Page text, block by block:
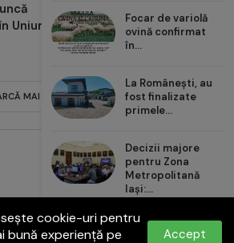
Uniunea
MAI MULTE POSTĂRI
cookie-uri pentru
bună experiență pe
Accept
Focar de variolă
ovină confirmat
în...
La Românești, au
fost finalizate
primele...
Decizii majore
pentru Zona
Metropolitană
Iași:...
Carrefour România
aduce noul val de...